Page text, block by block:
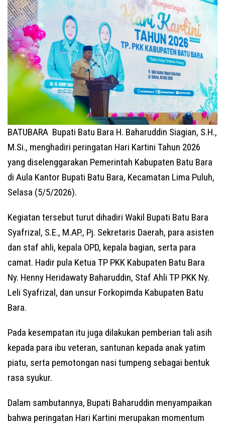
BATUBARA Bupati Batu Bara H. Baharuddin Siagian, S.H.,
M.Si., menghadiri peringatan Hari Kartini Tahun 2026
yang diselenggarakan Pemerintah Kabupaten Batu Bara
di Aula Kantor Bupati Batu Bara, Kecamatan Lima Puluh,
Selasa (5/5/2026).
Kegiatan tersebut turut dihadiri Wakil Bupati Batu Bara
Syafrizal, S.E., M.AP., Pj. Sekretaris Daerah, para asisten
dan staf ahli, kepala OPD, kepala bagian, serta para
camat. Hadir pula Ketua TP PKK Kabupaten Batu Bara
Ny. Henny Heridawaty Baharuddin, Staf Ahli TP PKK Ny.
Leli Syafrizal, dan unsur Forkopimda Kabupaten Batu
Bara.
Pada kesempatan itu juga dilakukan pemberian tali asih
kepada para ibu veteran, santunan kepada anak yatim
piatu, serta pemotongan nasi tumpeng sebagai bentuk
rasa syukur.
Dalam sambutannya, Bupati Baharuddin menyampaikan
bahwa peringatan Hari Kartini merupakan momentum